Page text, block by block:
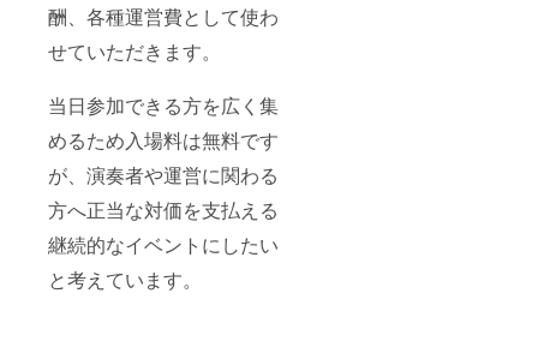
酬、各種運営費として使わ
せていただきます。
当日参加できる方を広く集
めるため入場料は無料です
が、演奏者や運営に関わる
方へ正当な対価を支払える
継続的なイベントにしたい
と考えています。